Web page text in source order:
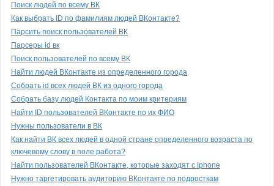
Поиск людей по всему ВК
Как выбрать ID по фамилиям людей ВКонтакте?
Парсить поиск пользователей ВК
Парсеры id вк
Поиск пользователей по всему ВК
Найти людей ВКонтакте из определенного города
Собрать id всех людей ВК из одного города
Собрать базу людей Контакта по моим критериям
Найти ID пользователей ВКонтакте по их ФИО
Нужны пользователи в ВК
Как найти ВК всех людей в одной стране определенного возраста по
ключевому слову в поле работа?
Найти пользователей ВКонтакте, которые заходят с Iphone
Нужно таргетировать аудиторию ВКонтакте по подросткам